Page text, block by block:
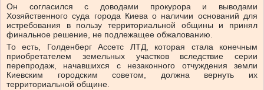
Он согласился с доводами прокурора и выводами
Хозяйственного суда города Киева о наличии оснований для
истребования в пользу территориальной общины и принял
финальное решение, не подлежащее обжалованию.
То есть, Голденберг Ассетс ЛТД, которая стала конечным
приобретателем земельных участков вследствие серии
перепродаж, начавшихся с незаконного отчуждения земли
Киевским городским советом, должна вернуть их
территориальной общине.